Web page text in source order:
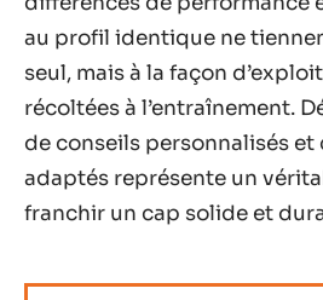
au profil identique ne
seul, mais à la façon
récoltées à l’entraînement.
de conseils personnalisés et
adaptés représente un
franchir un cap solide et